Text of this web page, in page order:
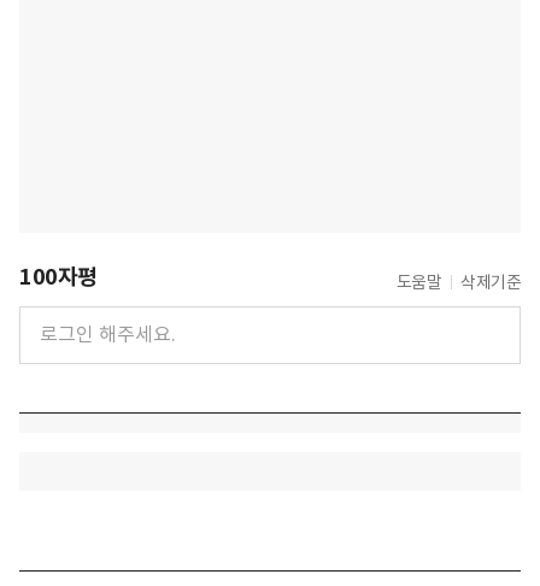
100자평 도움말 삭제기준